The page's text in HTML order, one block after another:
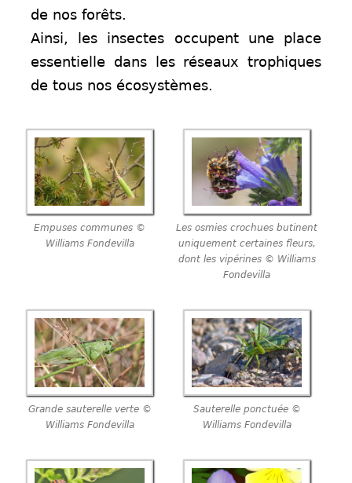
de nos forêts.
Ainsi, les insectes occupent une place
essentielle dans les réseaux trophiques
de tous nos écosystèmes.
Empuses communes ©
Williams Fondevilla
Les osmies crochues butinent
uniquement certaines fleurs,
dont les vipérines © Williams
Fondevilla
Grande sauterelle verte ©
Williams Fondevilla
Sauterelle ponctuée ©
Williams Fondevilla